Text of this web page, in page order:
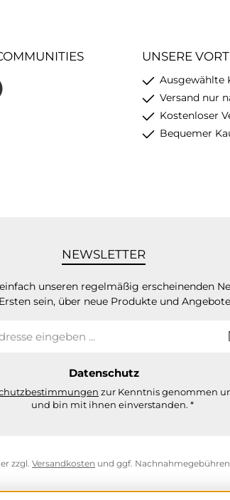
UNSERE
Ausgewählte
Versand nur
Kostenloser
Bequemer
NEWSLETTER
unseren regelmäßig erscheinenden
sein, über neue Produkte und
Datenschutz
zur Kenntnis genommen
und bin mit ihnen einverstanden. *
zzgl. Versandkosten und ggf.